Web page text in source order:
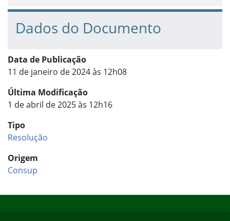
Dados do Documento
Data de Publicação
11 de janeiro de 2024 às 12h08
Última Modificação
1 de abril de 2025 às 12h16
Tipo
Resolução
Origem
Consup